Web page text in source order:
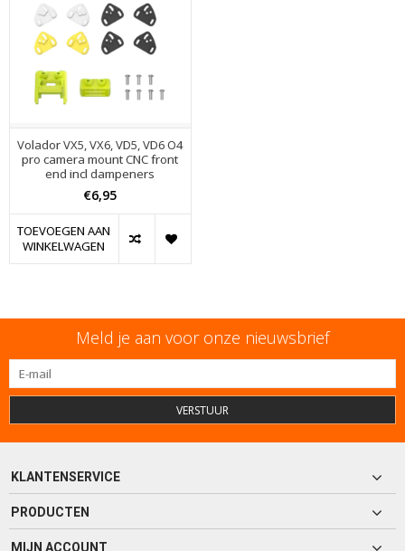
Volador VX5, VX6, VD5, VD6 O4
pro camera mount CNC front
end incl dampeners
€6,95
TOEVOEGEN AAN
WINKELWAGEN
Meld je aan voor onze nieuwsbrief
VERSTUUR
KLANTENSERVICE
PRODUCTEN
MIJN ACCOUNT